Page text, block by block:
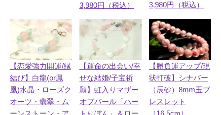
3,980円（税込）
3,980円（税込）
【恋愛強力開運/縁
結び】白龍(or鳳
凰)水晶・ローズク
オーツ・翡翠・ム
ーンストーン・ア
【運命の出会い/幸
せな結婚/子宝祈
願】虹入りマザー
オブパール「ハー
トりぼん」＆ロー
【勝負運アップ/現
状打破】シナバー
（辰砂）8mm玉ブ
レスレット
（16.5cm）